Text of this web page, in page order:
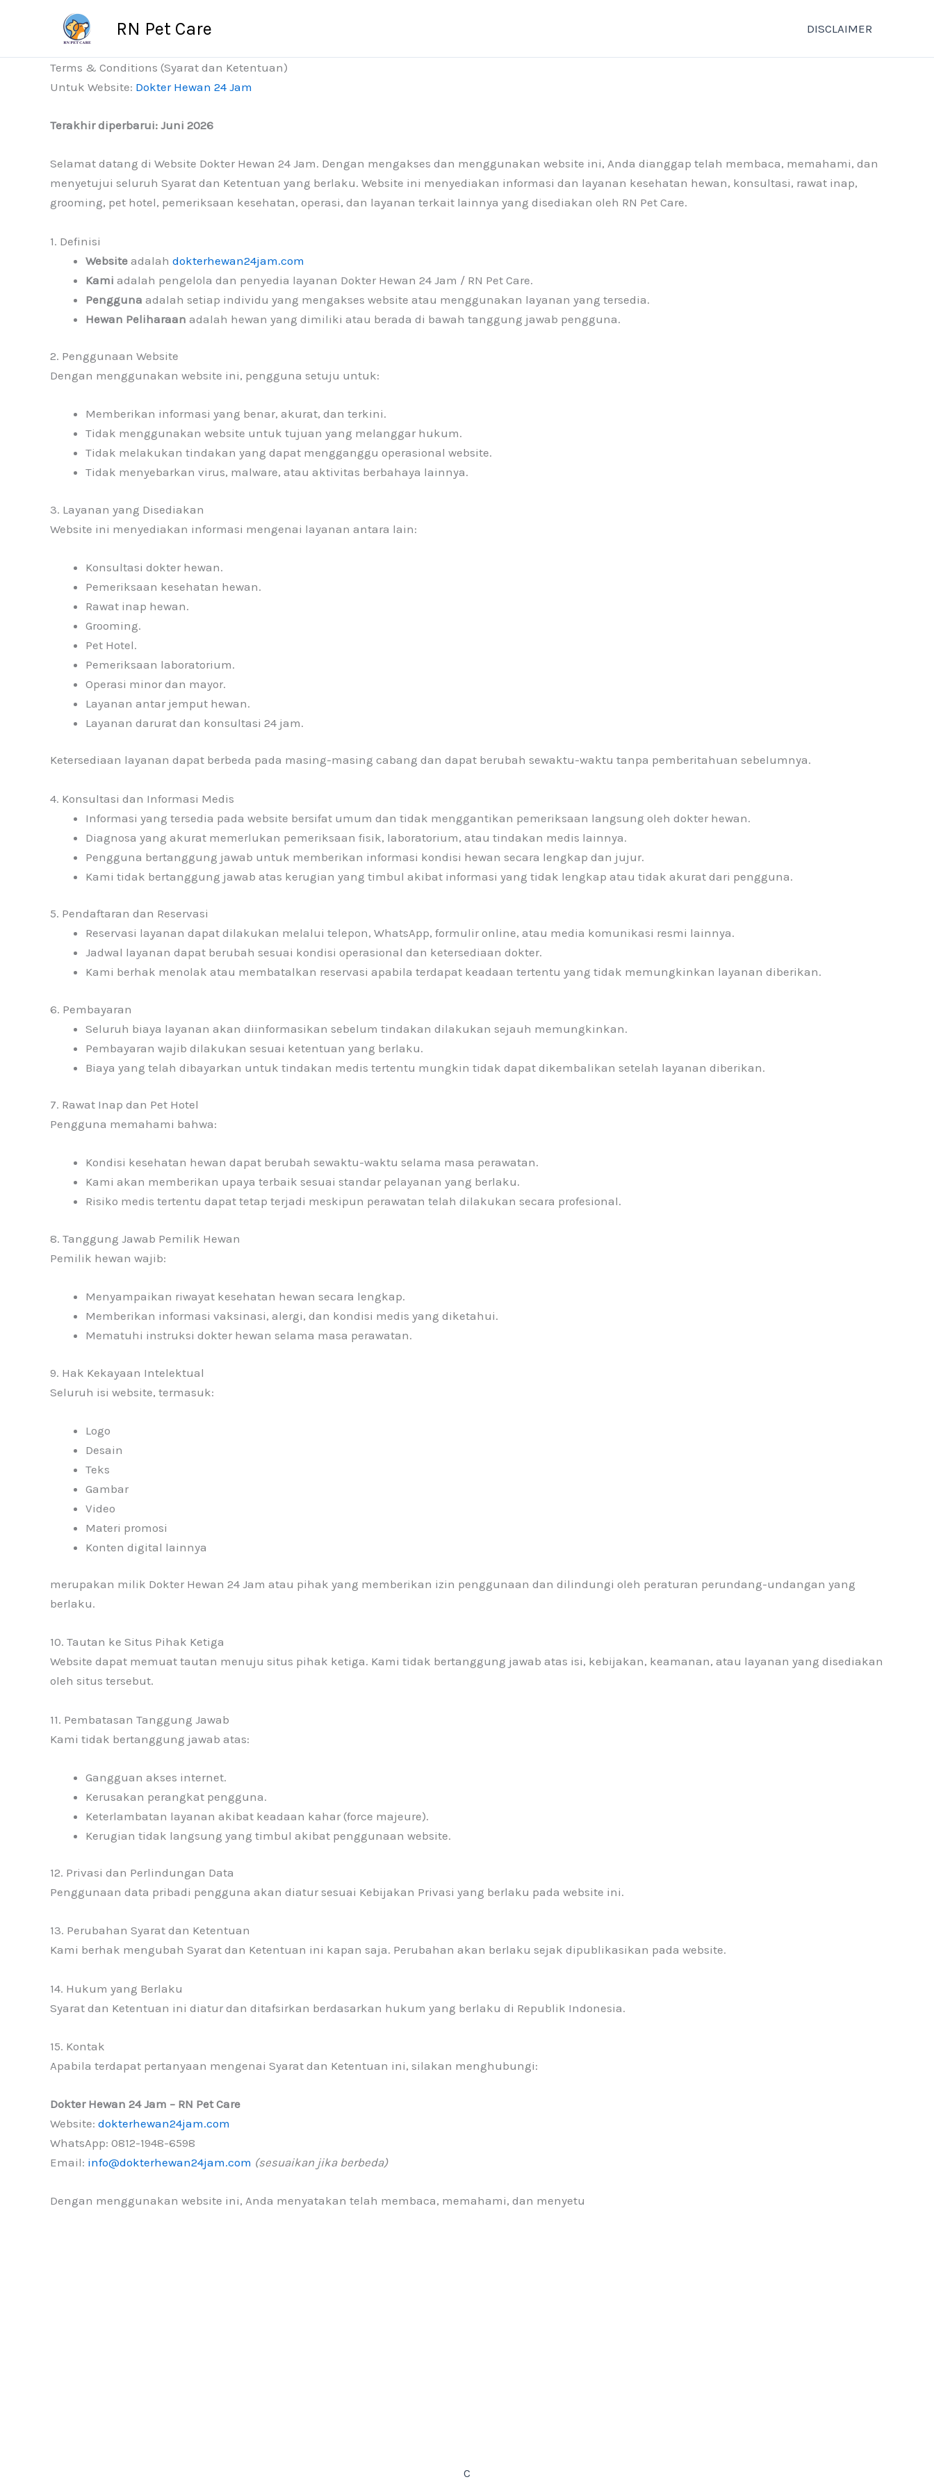
RN Pet Care DISCLAIMER
Terms & Conditions (Syarat dan Ketentuan)
Untuk Website: Dokter Hewan 24 Jam
Terakhir diperbarui: Juni 2026
Selamat datang di Website Dokter Hewan 24 Jam. Dengan mengakses dan menggunakan website ini, Anda dianggap telah membaca, memahami, dan
menyetujui seluruh Syarat dan Ketentuan yang berlaku. Website ini menyediakan informasi dan layanan kesehatan hewan, konsultasi, rawat inap,
grooming, pet hotel, pemeriksaan kesehatan, operasi, dan layanan terkait lainnya yang disediakan oleh RN Pet Care.
1. Definisi
Website adalah dokterhewan24jam.com
Kami adalah pengelola dan penyedia layanan Dokter Hewan 24 Jam / RN Pet Care.
Pengguna adalah setiap individu yang mengakses website atau menggunakan layanan yang tersedia.
Hewan Peliharaan adalah hewan yang dimiliki atau berada di bawah tanggung jawab pengguna.
2. Penggunaan Website
Dengan menggunakan website ini, pengguna setuju untuk:
Memberikan informasi yang benar, akurat, dan terkini.
Tidak menggunakan website untuk tujuan yang melanggar hukum.
Tidak melakukan tindakan yang dapat mengganggu operasional website.
Tidak menyebarkan virus, malware, atau aktivitas berbahaya lainnya.
3. Layanan yang Disediakan
Website ini menyediakan informasi mengenai layanan antara lain:
Konsultasi dokter hewan.
Pemeriksaan kesehatan hewan.
Rawat inap hewan.
Grooming.
Pet Hotel.
Pemeriksaan laboratorium.
Operasi minor dan mayor.
Layanan antar jemput hewan.
Layanan darurat dan konsultasi 24 jam.
Ketersediaan layanan dapat berbeda pada masing-masing cabang dan dapat berubah sewaktu-waktu tanpa pemberitahuan sebelumnya.
4. Konsultasi dan Informasi Medis
Informasi yang tersedia pada website bersifat umum dan tidak menggantikan pemeriksaan langsung oleh dokter hewan.
Diagnosa yang akurat memerlukan pemeriksaan fisik, laboratorium, atau tindakan medis lainnya.
Pengguna bertanggung jawab untuk memberikan informasi kondisi hewan secara lengkap dan jujur.
Kami tidak bertanggung jawab atas kerugian yang timbul akibat informasi yang tidak lengkap atau tidak akurat dari pengguna.
5. Pendaftaran dan Reservasi
Reservasi layanan dapat dilakukan melalui telepon, WhatsApp, formulir online, atau media komunikasi resmi lainnya.
Jadwal layanan dapat berubah sesuai kondisi operasional dan ketersediaan dokter.
Kami berhak menolak atau membatalkan reservasi apabila terdapat keadaan tertentu yang tidak memungkinkan layanan diberikan.
6. Pembayaran
Seluruh biaya layanan akan diinformasikan sebelum tindakan dilakukan sejauh memungkinkan.
Pembayaran wajib dilakukan sesuai ketentuan yang berlaku.
Biaya yang telah dibayarkan untuk tindakan medis tertentu mungkin tidak dapat dikembalikan setelah layanan diberikan.
7. Rawat Inap dan Pet Hotel
Pengguna memahami bahwa:
Kondisi kesehatan hewan dapat berubah sewaktu-waktu selama masa perawatan.
Kami akan memberikan upaya terbaik sesuai standar pelayanan yang berlaku.
Risiko medis tertentu dapat tetap terjadi meskipun perawatan telah dilakukan secara profesional.
8. Tanggung Jawab Pemilik Hewan
Pemilik hewan wajib:
Menyampaikan riwayat kesehatan hewan secara lengkap.
Memberikan informasi vaksinasi, alergi, dan kondisi medis yang diketahui.
Mematuhi instruksi dokter hewan selama masa perawatan.
9. Hak Kekayaan Intelektual
Seluruh isi website, termasuk:
Logo
Desain
Teks
Gambar
Video
Materi promosi
Konten digital lainnya
merupakan milik Dokter Hewan 24 Jam atau pihak yang memberikan izin penggunaan dan dilindungi oleh peraturan perundang-undangan yang
berlaku.
10. Tautan ke Situs Pihak Ketiga
Website dapat memuat tautan menuju situs pihak ketiga. Kami tidak bertanggung jawab atas isi, kebijakan, keamanan, atau layanan yang disediakan
oleh situs tersebut.
11. Pembatasan Tanggung Jawab
Kami tidak bertanggung jawab atas:
Gangguan akses internet.
Kerusakan perangkat pengguna.
Keterlambatan layanan akibat keadaan kahar (force majeure).
Kerugian tidak langsung yang timbul akibat penggunaan website.
12. Privasi dan Perlindungan Data
Penggunaan data pribadi pengguna akan diatur sesuai Kebijakan Privasi yang berlaku pada website ini.
13. Perubahan Syarat dan Ketentuan
Kami berhak mengubah Syarat dan Ketentuan ini kapan saja. Perubahan akan berlaku sejak dipublikasikan pada website.
14. Hukum yang Berlaku
Syarat dan Ketentuan ini diatur dan ditafsirkan berdasarkan hukum yang berlaku di Republik Indonesia.
15. Kontak
Apabila terdapat pertanyaan mengenai Syarat dan Ketentuan ini, silakan menghubungi:
Dokter Hewan 24 Jam – RN Pet Care
Website: dokterhewan24jam.com
WhatsApp: 0812-1948-6598
Email: info@dokterhewan24jam.com (sesuaikan jika berbeda)
Dengan menggunakan website ini, Anda menyatakan telah membaca, memahami, dan menyetu
C